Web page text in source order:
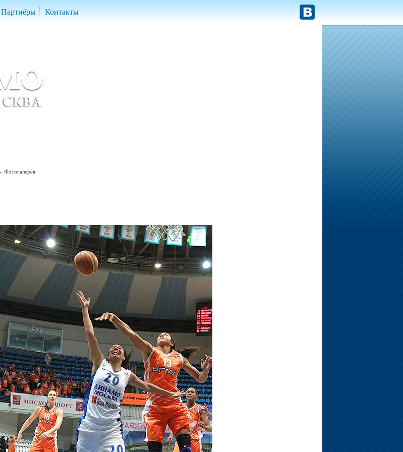
Партнёры Контакты
Фотогалерея